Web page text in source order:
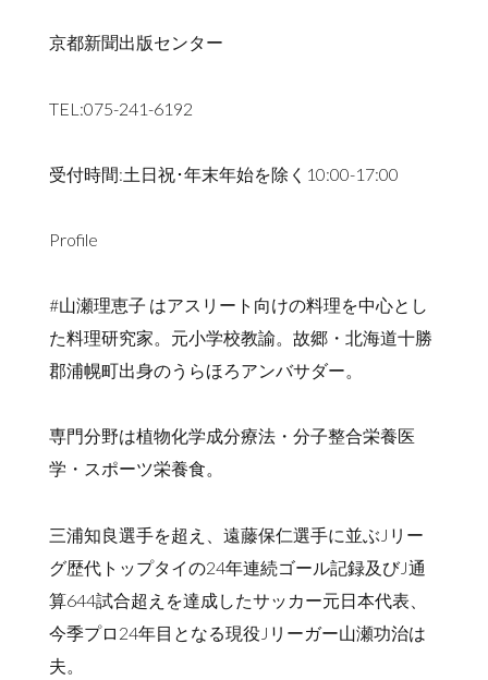
京都新聞出版センター
TEL:075-241-6192
受付時間:土日祝･年末年始を除く10:00-17:00
Profile
#山瀬理恵子 はアスリート向けの料理を中心とし
た料理研究家。元小学校教諭。故郷・北海道十勝
郡浦幌町出身のうらほろアンバサダー。
専門分野は植物化学成分療法・分子整合栄養医
学・スポーツ栄養食。
三浦知良選手を超え、遠藤保仁選手に並ぶJリー
グ歴代トップタイの24年連続ゴール記録及びJ通
算644試合超えを達成したサッカー元日本代表、
今季プロ24年目となる現役Jリーガー山瀬功治は
夫。